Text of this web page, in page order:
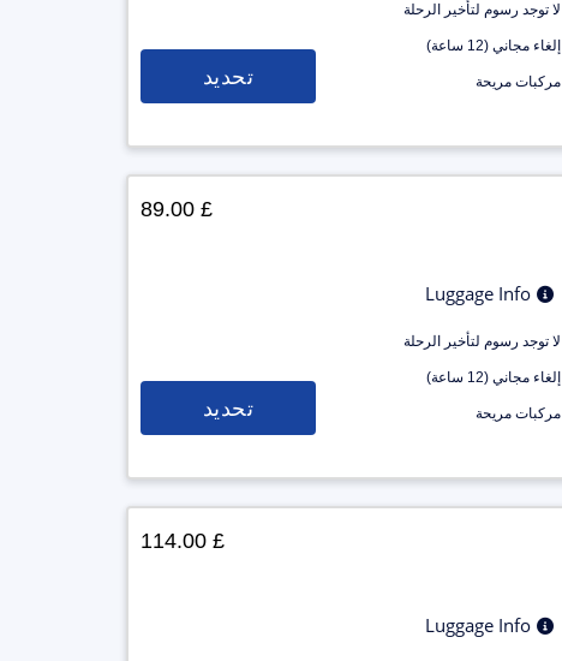
لا توجد رسوم لتأخير الرحلة
إلغاء مجاني (12 ساعة)
مركبات مريحة تحديد
Luggage Info
لا توجد رسوم لتأخير الرحلة
إلغاء مجاني (12 ساعة)
مركبات مريحة
£ 89.00
تحديد
Luggage Info
£ 114.00